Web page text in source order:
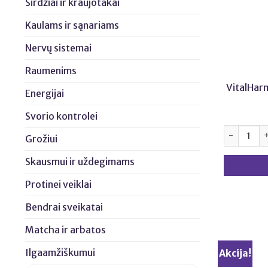
Širdžiai ir kraujotakai
Kaulams ir sąnariams
Nervų sistemai
Raumenims
Energijai
Svorio kontrolei
Grožiui
Skausmui ir uždegimams
Protinei veiklai
Bendrai sveikatai
Matcha ir arbatos
Ilgaamžiškumui
produkto
Akcija!